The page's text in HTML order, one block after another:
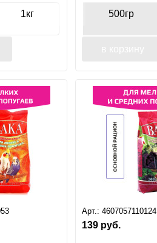
1кг 500гр
Арт.:4607057110124
139 руб.